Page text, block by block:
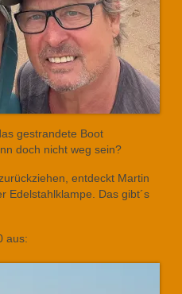
gestrandete Boot
doch nicht weg sein?
entdeckt Martin
Edelstahlklampe. Das gibt´s
aus: